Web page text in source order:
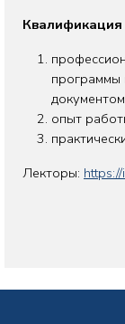
Квалификация
программы
опыт
Лекторы: